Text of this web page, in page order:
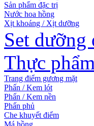
Sản phẩm đặc trị
Nước hoa hồng
Xịt khoáng / Xịt dưỡng
Set dưỡng
Thực
Trang điểm gương mặt
Phấn / Kem lót
Phấn / Kem nền
Phấn phủ
Che khuyết điểm
Má hồng